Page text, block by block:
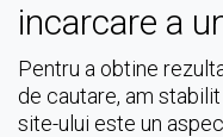
incarcare a
Pentru a obtine
de cautare, am
site-ului este un